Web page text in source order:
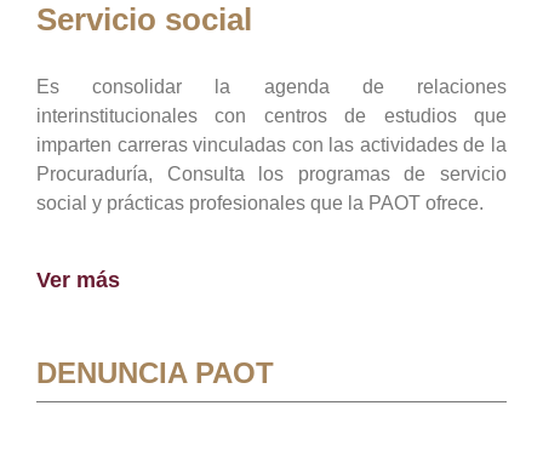
Servicio social
Es consolidar la agenda de relaciones
interinstitucionales con centros de estudios que
imparten carreras vinculadas con las actividades de la
Procuraduría, Consulta los programas de servicio
social y prácticas profesionales que la PAOT ofrece.
Ver más
DENUNCIA PAOT